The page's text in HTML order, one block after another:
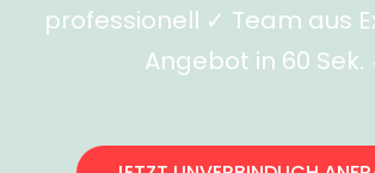
professionell ✓ Team aus
Angebot in 60 Sek.